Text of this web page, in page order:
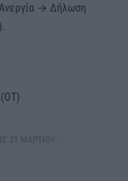
→ Δήλωση
31 ΜΑΡΤΙΟΥ